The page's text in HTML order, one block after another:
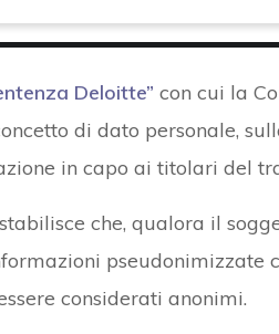
Deloitte” con cui la
di dato personale,
in capo ai titolari del
che, qualora il
pseudonimizzate
considerati anonimi.